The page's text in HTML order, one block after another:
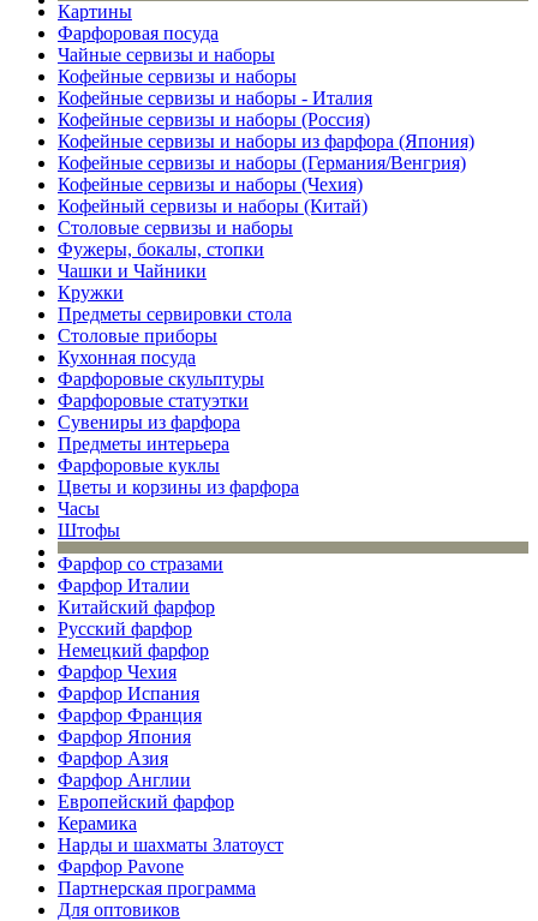
Картины
Фарфоровая посуда
Чайные сервизы и наборы
Кофейные сервизы и наборы
Кофейные сервизы и наборы - Италия
Кофейные сервизы и наборы (Россия)
Кофейные сервизы и наборы из фарфора (Япония)
Кофейные сервизы и наборы (Германия/Венгрия)
Кофейные сервизы и наборы (Чехия)
Кофейный сервизы и наборы (Китай)
Столовые сервизы и наборы
Фужеры, бокалы, стопки
Чашки и Чайники
Кружки
Предметы сервировки стола
Столовые приборы
Кухонная посуда
Фарфоровые скульптуры
Фарфоровые статуэтки
Сувениры из фарфора
Предметы интерьера
Фарфоровые куклы
Цветы и корзины из фарфора
Часы
Штофы
Фарфор со стразами
Фарфор Италии
Китайский фарфор
Русский фарфор
Немецкий фарфор
Фарфор Чехия
Фарфор Испания
Фарфор Франция
Фарфор Япония
Фарфор Азия
Фарфор Англии
Европейский фарфор
Керамика
Нарды и шахматы Златоуст
Фарфор Pavone
Партнерская программа
Для оптовиков